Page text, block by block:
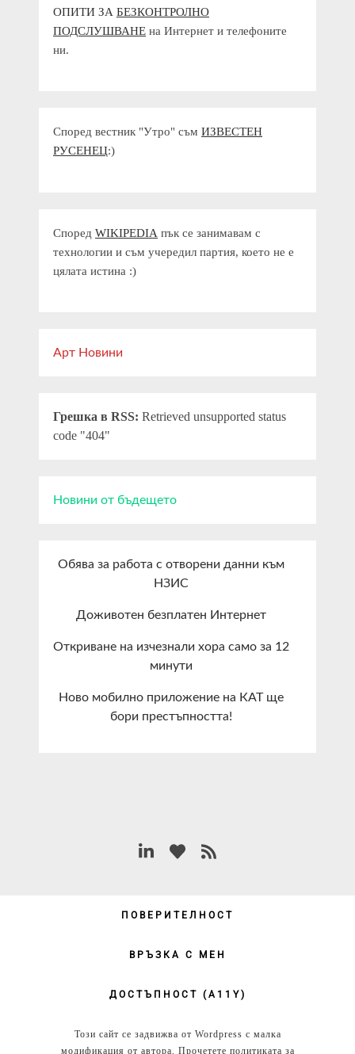
ОПИТИ ЗА БЕЗКОНТРОЛНО
ПОДСЛУШВАНЕ на Интернет и телефоните
ни.
Според вестник "Утро" съм ИЗВЕСТЕН
РУСЕНЕЦ:)
Според WIKIPEDIA пък се занимавам с
технологии и съм учередил партия, което не е
цялата истина :)
Арт Новини
Грешка в RSS: Retrieved unsupported status
code "404"
Новини от бъдещето
Обява за работа с отворени данни към
НЗИС
Доживотен безплатен Интернет
Откриване на изчезнали хора само за 12
минути
Ново мобилно приложение на КАТ ще
бори престъпността!
ПОВЕРИТЕЛНОСТ
ВРЪЗКА С МЕН
ДОСТЪПНОСТ (А11Y)
Този сайт се задвижва от Wordpress с малка
модификация от автора. Прочетете политиката за